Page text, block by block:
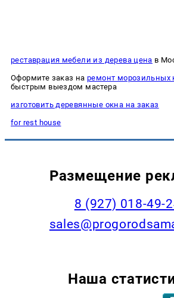
реставрация мебели из дерева цена в
Оформите заказ наремонт морозильных
быстрым выездом мастера
изготовить деревянные окна на заказ
for rest house
Размещение
8 (927) 018-49-
Наша